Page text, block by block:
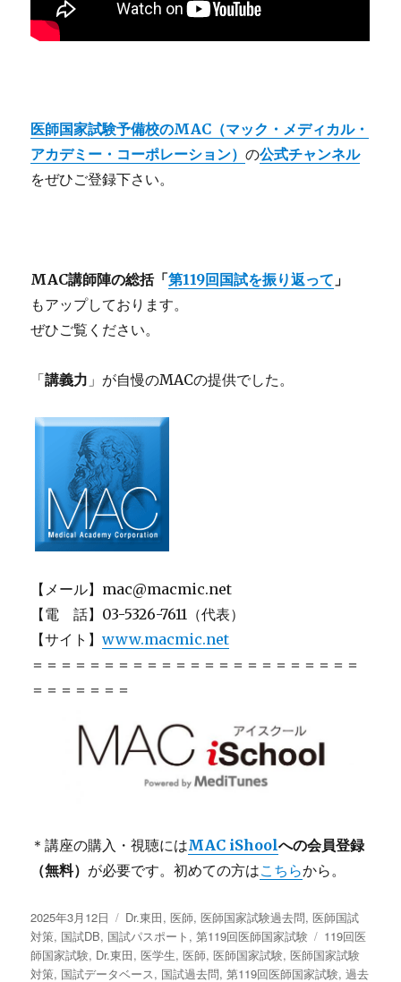
医師国家試験予備校のMAC（マック・メディカル・
アカデミー・コーポレーション）の公式チャンネル
をぜひご登録下さい。
MAC講師陣の総括「第119回国試を振り返って 」
もアップしております。
ぜひご覧ください。
「講義力 」が自慢のMACの提供でした。
【メール】mac@macmic.net
【電 話】03-5326-7611（代表）
【サイト】www.macmic.net
＝＝＝＝＝＝＝＝＝＝＝＝＝＝＝＝＝＝＝＝＝＝＝
＝＝＝＝＝＝＝
＊講座の購入・視聴にはMAC iShoolへの会員登録
（無料） が必要です。初めての方はこちらから。
投
稿
日:
2025年3月12日
カ
テ
ゴ
リ
Dr.東田,医師,医師国家試験過去問,医師国試
対策, 国試DB, 国試パスポート ,第119回医師国家試験
タ
グ
119回医
師国家試験, Dr.東田,医学生,医師,医師国家試験,医師国家試験
対策, 国試データベース, 国試過去問,第119回医師国家試験,過去